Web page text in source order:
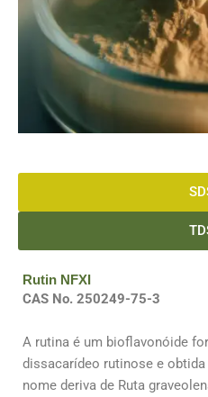
Rutin NFXI
CAS No. 250249-75-3
A rutina é um bioflavonóide
dissacarídeo rutinose e
nome deriva de Ruta